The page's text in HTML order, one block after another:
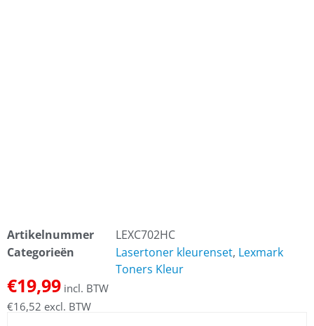
Artikelnummer
LEXC702HC
Categorieën
Lasertoner kleurenset, Lexmark
Toners Kleur
€19,99 incl. BTW
€16,52 excl. BTW